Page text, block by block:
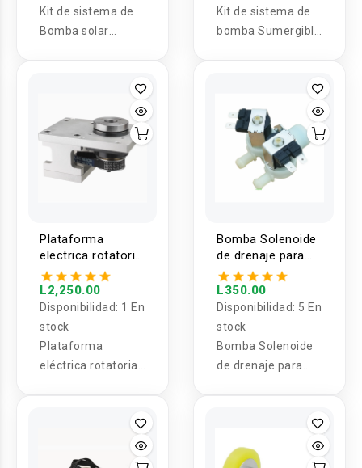
Kit de sistema de
Bomba solar
controlador 750W
Kit de sistema de
bomba Sumergible
1500W 2'' 50WQ15-
15-1.5S una fase
Plataforma
electrica rotatoria
servo 57 24V
L2,250.00
Disponibilidad: 1 En
stock
Plataforma
eléctrica rotatoria
Bomba Solenoide
de drenaje para
lavadora XQG70-
K1279
L350.00
Disponibilidad: 5 En
stock
Bomba Solenoide
de drenaje para